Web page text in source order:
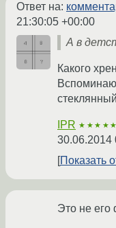
Ответ на:
21:30:05 +00:00
А в
Какого
IPR ★★★★★
30.06.2014
Показать
Это не его